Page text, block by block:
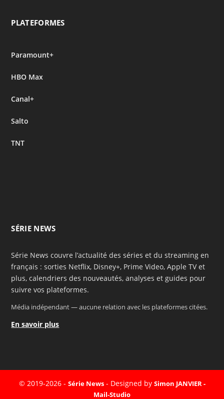
PLATEFORMES
Paramount+
HBO Max
Canal+
Salto
TNT
SÉRIE NEWS
Série News couvre l’actualité des séries et du streaming en
français : sorties Netflix, Disney+, Prime Video, Apple TV et
plus, calendriers des nouveautés, analyses et guides pour
suivre vos plateformes.
Média indépendant — aucune relation avec les plateformes citées.
En savoir plus
© 2019-2026 - Série News- Designed by Simon JANVIER -
Mail-Studio